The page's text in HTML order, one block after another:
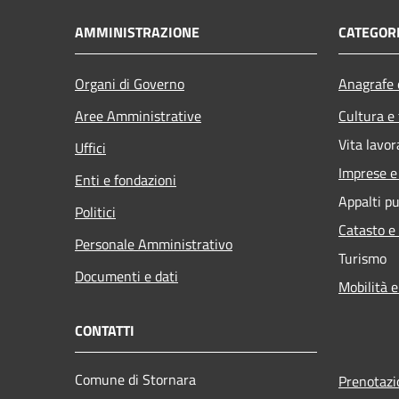
AMMINISTRAZIONE
Organi di Governo
Aree Amministrative
Uffici
Enti e fondazioni
Politici
Personale Amministrativo
Documenti e dati
Cultura
Vita
Imprese
Appalti
Catasto
Turismo
Mobilità
CONTATTI
Comune di Stornara